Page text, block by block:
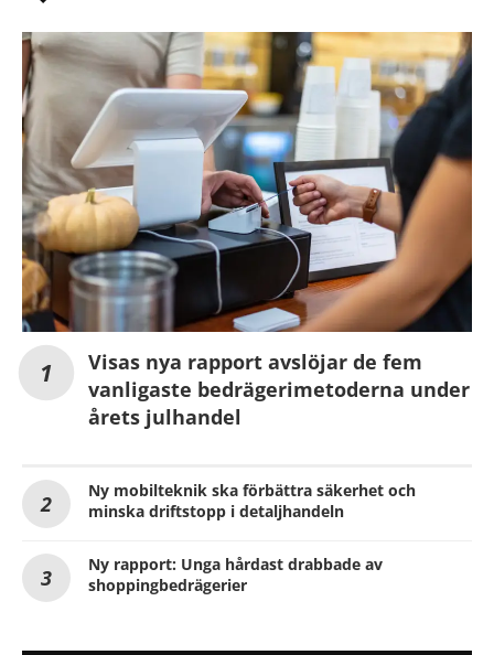
Visas nya rapport avslöjar de fem
vanligaste bedrägerimetoderna under
årets julhandel
Ny mobilteknik ska förbättra säkerhet och
minska driftstopp i detaljhandeln
Ny rapport: Unga hårdast drabbade av
shoppingbedrägerier